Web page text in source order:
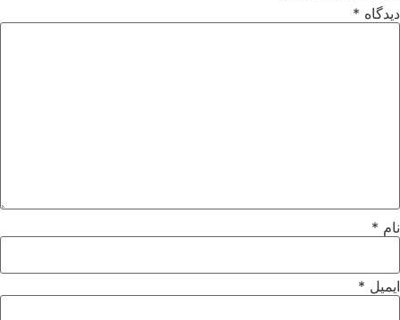
دیدگاه *
نام *
ایمیل *